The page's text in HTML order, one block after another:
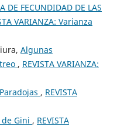
DE FECUNDIDAD DE LAS
VARIANZA: Varianza
Algunas
, REVISTA VARIANZA:
Paradojas , REVISTA
Gini , REVISTA